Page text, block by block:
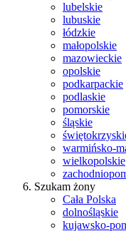
lubelskie
lubuskie
łódzkie
małopolskie
mazowieckie
opolskie
podkarpackie
podlaskie
pomorskie
śląskie
warmińsko-
wielkopolskie
Szukam żony
Cała Polska
dolnośląskie
kujawsko-